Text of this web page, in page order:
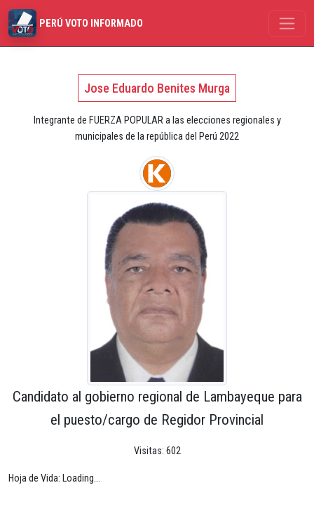
PERÚ VOTO INFORMADO
Jose Eduardo Benites Murga
Integrante de FUERZA POPULAR a las elecciones regionales y
municipales de la república del Perú 2022
Candidato al gobierno regional de Lambayeque para
el puesto/cargo de Regidor Provincial
Visitas: 602
Hoja de Vida: Loading...